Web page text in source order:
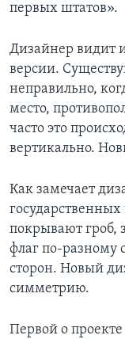
первых штатов».
Дизайнер видит
версии.
неправильно,
место,
часто это
вертикально.
Как замечает
покрывают гроб,
флаг по-разному
сторон. Новый
симметрию.
Первой о